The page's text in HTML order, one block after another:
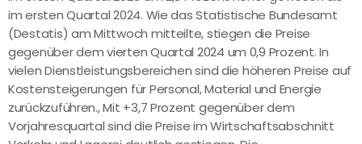
im ersten Quartal 2024. Wie das Statistische Bundesamt
(Destatis) am Mittwoch mitteilte, stiegen die Preise
gegenüber dem vierten Quartal 2024 um 0,9 Prozent. In
vielen Dienstleistungsbereichen sind die höheren Preise auf
Kostensteigerungen für Personal, Material und Energie
zurückzuführen., Mit +3,7 Prozent gegenüber dem
Vorjahresquartal sind die Preise im Wirtschaftsabschnitt